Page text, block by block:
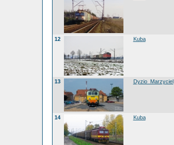
12 Kuba
13 Dyzio_Marzyciel
14 Kuba